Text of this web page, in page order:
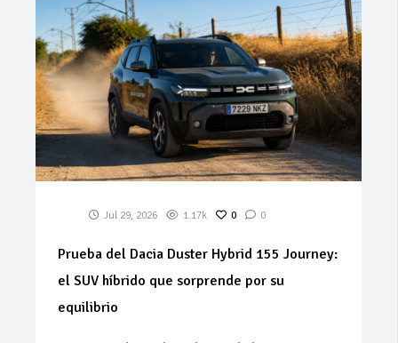
Jul 29, 2026 1.17k 0 0
Prueba del Dacia Duster Hybrid 155 Journey:
el SUV híbrido que sorprende por su
equilibrio